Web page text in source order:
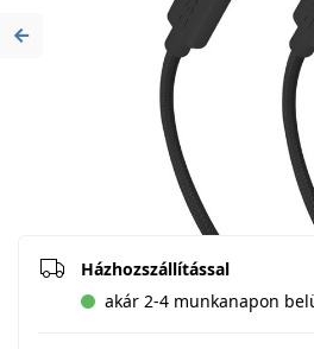
Previous
Házhozszállítással
akár 2-4 munkanapon